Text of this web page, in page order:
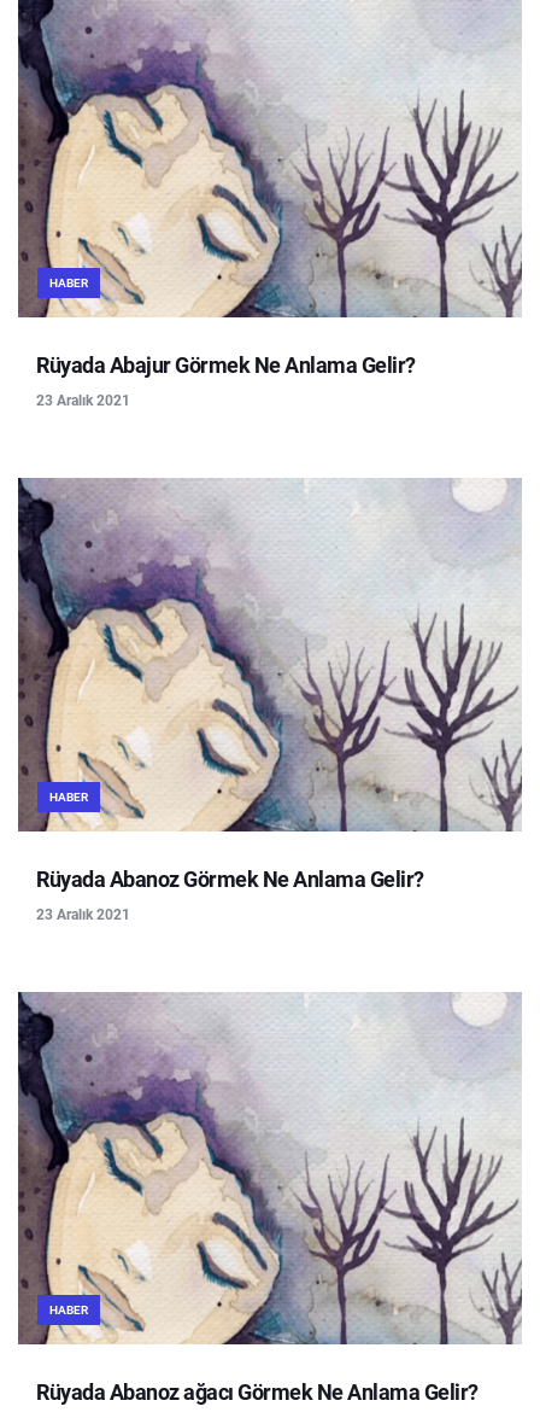
HABER
Rüyada Abajur Görmek Ne Anlama Gelir?
23 Aralık 2021
HABER
Rüyada Abanoz Görmek Ne Anlama Gelir?
23 Aralık 2021
HABER
Rüyada Abanoz ağacı Görmek Ne Anlama Gelir?